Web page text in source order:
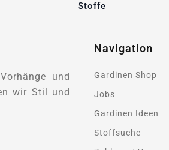
Stoffe
und
wir Stil und
Navigation
Gardinen Shop
Jobs
Gardinen Ideen
Stoffsuche